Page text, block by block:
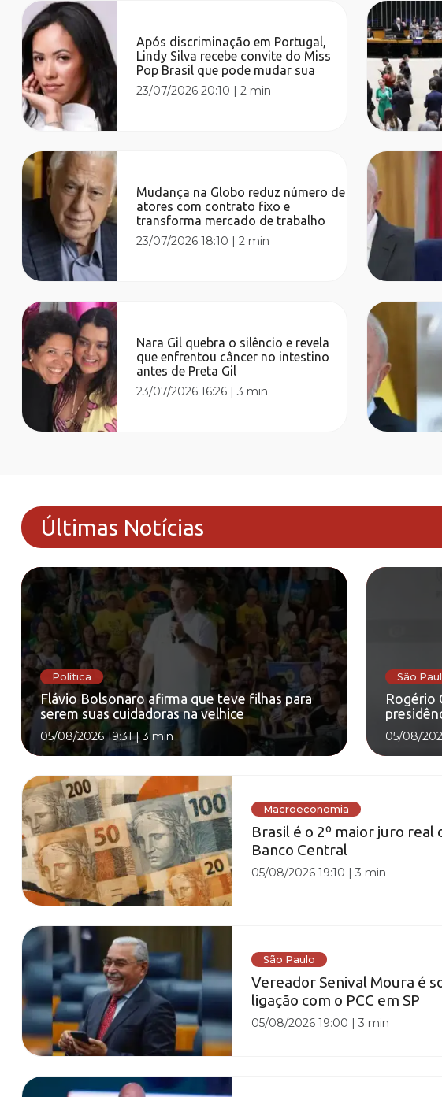
Após discriminação em Portugal,
Lindy Silva recebe convite do Miss
Pop Brasil que pode mudar sua
23/07/2026 20:10 |2 min
Mudança na Globo reduz número de
atores com contrato fixo e
transforma mercado de trabalho
23/07/2026 18:10 |2 min
Nara Gil quebra o silêncio e revela
que enfrentou câncer no intestino
antes de Preta Gil
23/07/2026 16:26 |3 min
Últimas Notícias
Política
Flávio Bolsonaro afirma que teve filhas para
serem suas cuidadoras na velhice
05/08/2026 19:31|3 min
São
Rogério
05/08/
Macroeconomia
Brasil é o 2º maior juro
Banco Central
05/08/2026 19:10 |3 min
São Paulo
Vereador Senival Moura é
ligação com o PCC em SP
05/08/2026 19:00 |3 min